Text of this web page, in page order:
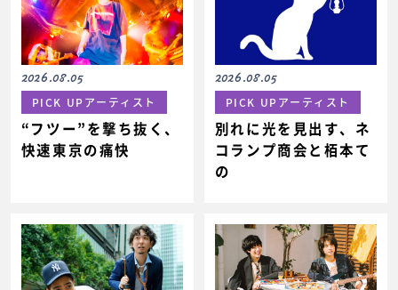
2026.08.05
PICK UPアーティスト
“フツー”を撃ち抜く、
快速東京の痛快
2026.08.05
PICK UPアーティスト
別れに光を見出す、ネ
コランプ商会と栢本て
の